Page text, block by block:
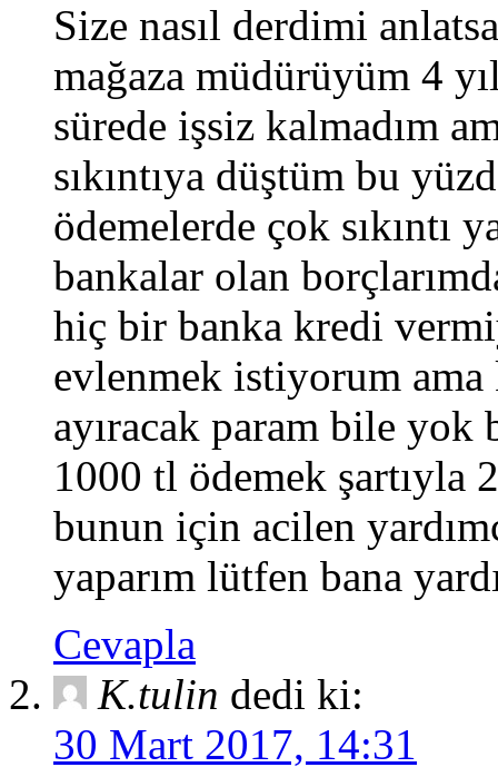
Size nasıl derdimi
mağaza müdürüyüm 4
sürede işsiz kalmadım
sıkıntıya düştüm bu
ödemelerde çok sıkıntı
bankalar olan
hiç bir banka kredi
evlenmek istiyorum
ayıracak param bile yok
1000 tl ödemek şartıyla
bunun için acilen
yaparım lütfen bana
Cevapla
K.tulin dedi ki:
30 Mart 2017, 14:31